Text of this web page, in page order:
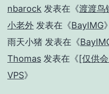
nbarock 发表在《渡渡鸟
小老外 发表在《BayIMG》
雨天小猪 发表在《
Thomas 发表在《[仅供
VPS》